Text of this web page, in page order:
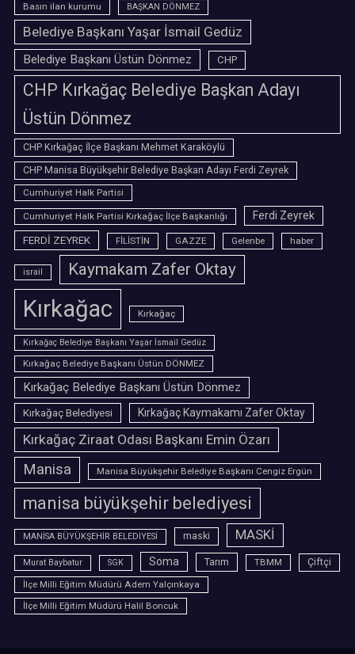
Basın ilan kurumu
BAŞKAN DÖNMEZ
Belediye Başkanı Yaşar İsmail Gedüz
Belediye Başkanı Üstün Dönmez CHP
CHP Kırkağaç Belediye Başkan Adayı
Üstün Dönmez
CHP Kırkağaç İlçe Başkanı Mehmet Karaköylü
CHP Manisa Büyükşehir Belediye Başkan Adayı Ferdi Zeyrek
Cumhuriyet Halk Partisi
Cumhuriyet Halk Partisi Kırkağaç İlçe Başkanlığı
Ferdi Zeyrek
FERDİ ZEYREK
FİLİSTİN GAZZE Gelenbe haber
israil Kaymakam Zafer Oktay
Kırkağac Kırkağaç
Kırkağaç Belediye Başkanı Yaşar İsmail Gedüz
Kırkağaç Belediye Başkanı Üstün DÖNMEZ
Kırkağaç Belediye Başkanı Üstün Dönmez
Kırkağaç Belediyesi Kırkağaç Kaymakamı Zafer Oktay
Kırkağaç Ziraat Odası Başkanı Emin Özarı
Manisa Manisa Büyükşehir Belediye Başkanı Cengiz Ergün
manisa büyükşehir belediyesi
MANİSA BÜYÜKŞEHİR BELEDİYESİ maski MASKİ
Murat Baybatur SGK Soma Tarım TBMM
Çiftçi
İlçe Milli Eğitim Müdürü Adem Yalçınkaya
İlçe Milli Eğitim Müdürü Halil Boncuk